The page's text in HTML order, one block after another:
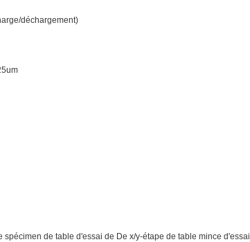
déchargement)
de table d'essai de De x/y-étape de table mince d'essai